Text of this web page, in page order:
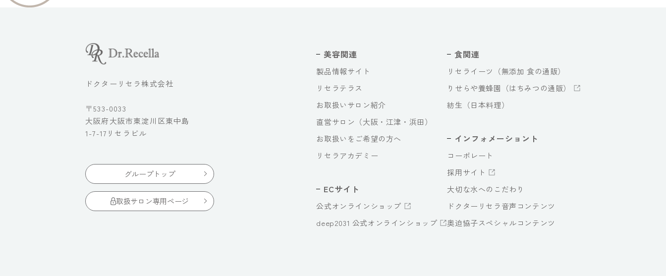
ドクターリセラ株式会社
〒533-0033
大阪府大阪市東淀川区東中島
1-7-17リセラビル
グループトップ
取扱サロン専用ページ
美容関連
製品情報サイト
リセラテラス
お取扱いサロン紹介
直営サロン（大阪・江津・浜田）
お取扱いをご希望の方へ
リセラアカデミー
ECサイト
公式オンラインショップ
deep2031 公式オンラインショップ
食関連
リセライーツ（無添加 食の通販）
りせらや養蜂園（はちみつの通販）
紡生（日本料理）
インフォメーショント
コーポレート
採用サイト
大切な水へのこだわり
ドクターリセラ音声コンテンツ
奥迫協子スペシャルコンテンツ